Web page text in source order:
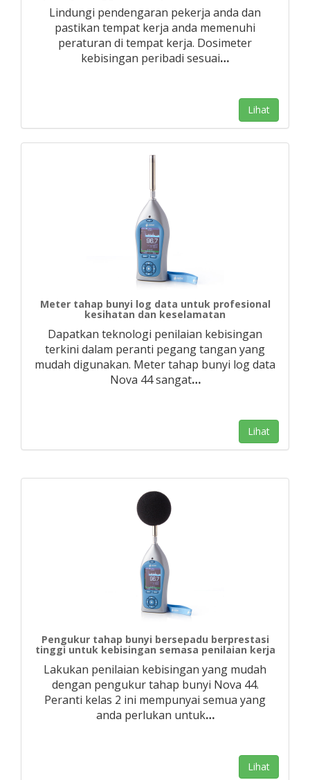
Lindungi pendengaran pekerja anda dan
pastikan tempat kerja anda memenuhi
peraturan di tempat kerja. Dosimeter
kebisingan peribadi sesuai…
Lihat
Meter tahap bunyi log data untuk profesional
kesihatan dan keselamatan
Dapatkan teknologi penilaian kebisingan
terkini dalam peranti pegang tangan yang
mudah digunakan. Meter tahap bunyi log data
Nova 44 sangat…
Lihat
Pengukur tahap bunyi bersepadu berprestasi
tinggi untuk kebisingan semasa penilaian kerja
Lakukan penilaian kebisingan yang mudah
dengan pengukur tahap bunyi Nova 44.
Peranti kelas 2 ini mempunyai semua yang
anda perlukan untuk…
Lihat